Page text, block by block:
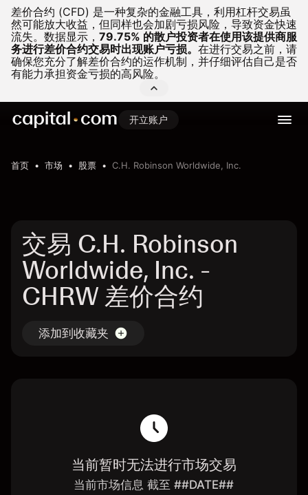
差价合约 (CFD) 是一种复杂的金融工具，利用杠杆交易虽
然可能放大收益，但同样也会加剧亏损风险，导致资金快速
流失。 数据显示， 79.75% 的散户投资者在使用该提供商服
务进行差价合约交易时出现账户亏损。 在进行交易之前，请
确保您充分了解差价合约的运作机制，并仔细评估自己是否
有能力承担资金亏损的高风险。
开立账户
首页 市场 股票 C.H. Robinson Worldwide, Inc.
交易 C.H. Robinson
Worldwide, Inc. -
CHRW 差价合约
添加到收藏夹
当前暂时无法进行市场交易
当前市场信息 截至 ##DATE##